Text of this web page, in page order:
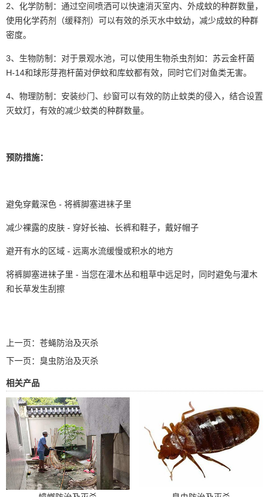
2、化学防制：通过空间喷洒可以快速消灭室内、外成蚊的种群数量，
使用化学药剂（缓释剂）可以有效的杀灭水中蚊幼，减少成蚊的种群
密度。
3、生物防制：对于景观水池，可以使用生物杀虫剂如：苏云金杆菌
H-14和球形芽孢杆菌对伊蚊和库蚊都有效，同时它们对鱼类无害。
4、物理防制：安装纱门、纱窗可以有效的防止蚊类的侵入，结合设置
灭蚊灯，有效的减少蚊类的种群数量。
预防措施：
避免穿戴深色 - 将裤脚塞进袜子里
减少裸露的皮肤 - 穿好长袖、长裤和鞋子，戴好帽子
避开有水的区域 - 远离水流缓慢或积水的地方
将裤脚塞进袜子里 - 当您在灌木丛和粗草中远足时，同时避免与灌木
和长草发生刮擦
上一页： 苍蝇防治及灭杀
下一页： 臭虫防治及灭杀
相关产品